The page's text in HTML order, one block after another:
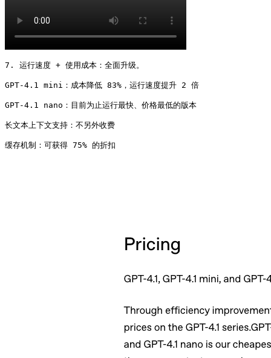
7. 运行速度 + 使用成本：全面升级。
GPT‑4.1 mini：成本降低 83%，运行速度提升 2 倍
GPT‑4.1 nano：目前为止运行最快、价格最低的版本
长文本上下文支持：不另外收费
缓存机制：可获得 75% 的折扣